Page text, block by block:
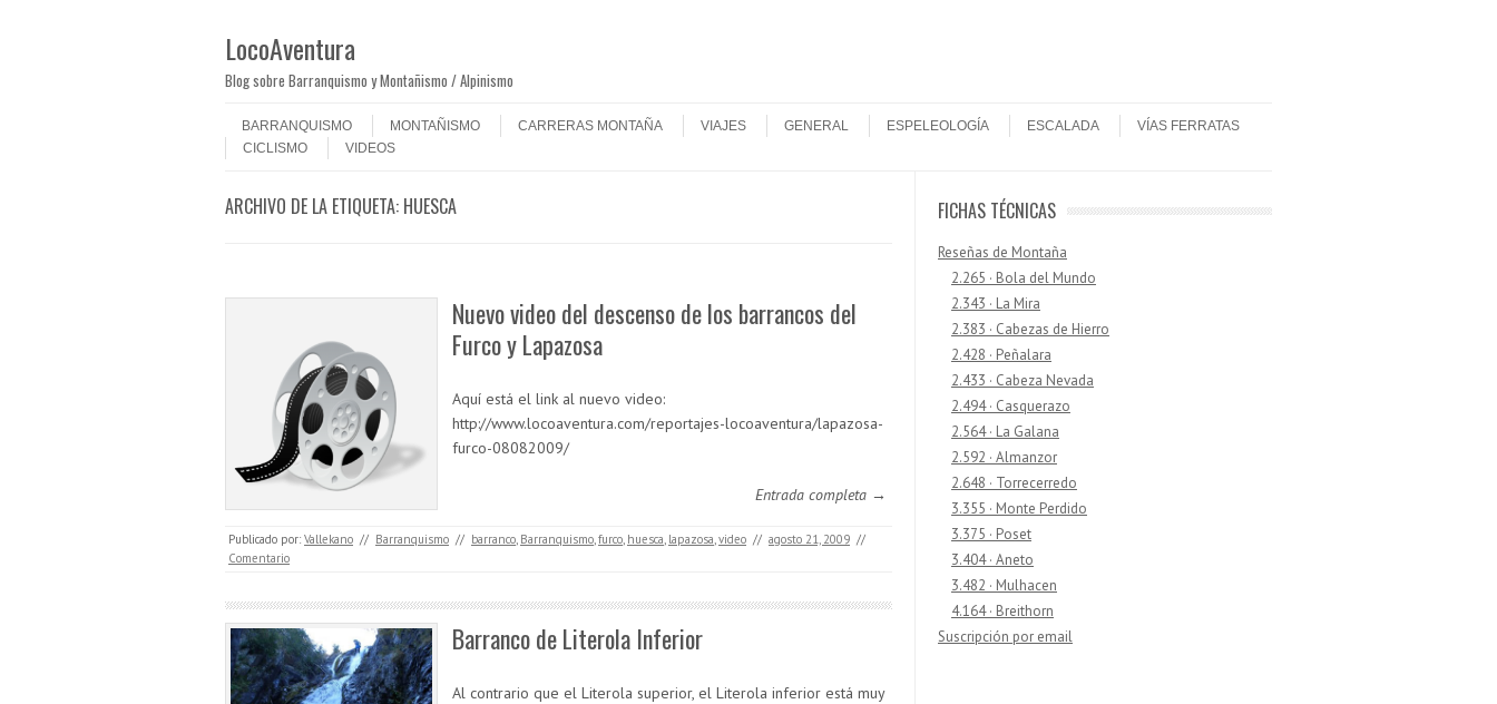
LocoAventura
Blog sobre Barranquismo y Montañismo / Alpinismo
Menú
BARRANQUISMO
MONTAÑISMO CARRERAS MONTAÑA VIAJES GENERAL ESPELEOLOGÍA ESCALADA
VÍAS FERRATAS
CICLISMO
VIDEOS
ARCHIVO DE LA ETIQUETA: HUESCA
Nuevo video del descenso de los barrancos del
Furco y Lapazosa
Aquí está el link al nuevo video:
http://www.locoaventura.com/reportajes-locoaventura/lapazosa-
furco-08082009/
Entrada completa →
Publicado por: Vallekano // Barranquismo // barranco, Barranquismo,furco, huesca, lapazosa,video // agosto 21, 2009 //
Comentario
Barranco de Literola Inferior
Al contrario que el Literola superior, el Literola inferior está muy
FICHAS TÉCNICAS
Reseñas de Montaña
2.265 · Bola del Mundo
2.343 · La Mira
2.383 · Cabezas de Hierro
2.428 · Peñalara
2.433 · Cabeza Nevada
2.494 · Casquerazo
2.564 · La Galana
2.592 · Almanzor
2.648 · Torrecerredo
3.355 · Monte Perdido
3.375 · Poset
3.404 · Aneto
3.482 · Mulhacen
4.164 · Breithorn
Suscripción por email